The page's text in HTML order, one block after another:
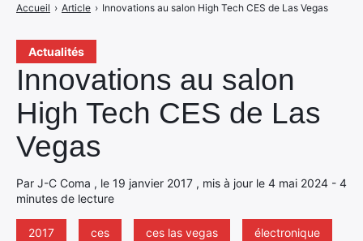
Actualités
Innovations au salon
High Tech CES de Las
Vegas
Par J-C Coma , le 19 janvier 2017 , mis à jour le 4 mai 2024 - 4
minutes de lecture
2017 ces ces las vegas électronique
Accueil › Article › Innovations au salon High Tech CES de Las Vegas